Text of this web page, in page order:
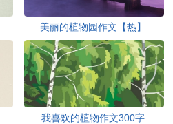
美丽的植物园作文【热】
我喜欢的植物作文300字